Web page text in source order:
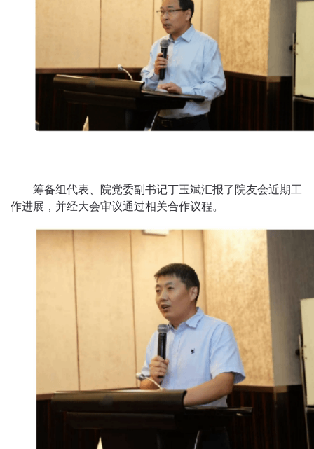
筹备组代表、院党委副书记丁玉斌汇报了院友会近期工
作进展，并经大会审议通过相关合作议程。